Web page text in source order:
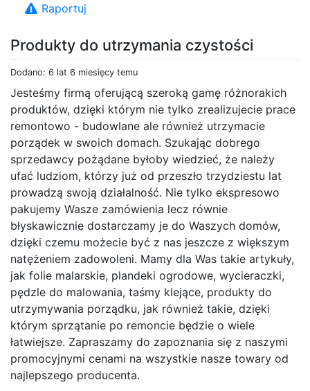
Produkty do utrzymania czystości
Dodano: 6 lat 6 miesięcy temu
Jesteśmy firmą oferującą szeroką gamę różnorakich
produktów, dzięki którym nie tylko zrealizujecie prace
remontowo - budowlane ale również utrzymacie
porządek w swoich domach. Szukając dobrego
sprzedawcy pożądane byłoby wiedzieć, że należy
ufać ludziom, którzy już od przeszło trzydziestu lat
prowadzą swoją działalność. Nie tylko ekspresowo
pakujemy Wasze zamówienia lecz równie
błyskawicznie dostarczamy je do Waszych domów,
dzięki czemu możecie być z nas jeszcze z większym
natężeniem zadowoleni. Mamy dla Was takie artykuły,
jak folie malarskie, plandeki ogrodowe, wycieraczki,
pędzle do malowania, taśmy klejące, produkty do
utrzymywania porządku, jak również takie, dzięki
którym sprzątanie po remoncie będzie o wiele
łatwiejsze. Zapraszamy do zapoznania się z naszymi
promocyjnymi cenami na wszystkie nasze towary od
najlepszego producenta.
Raportuj